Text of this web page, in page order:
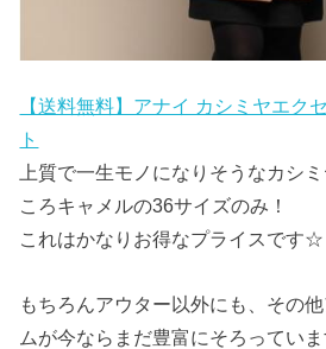
【送料無料】アナイ カシミヤエク
ト
上質で一生モノになりそうなカシ
ころキャメルの36サイズのみ！
これはかなりお得なプライスです☆
もちろんアウター以外にも、その
ムが今ならまだ豊富にそろっていま